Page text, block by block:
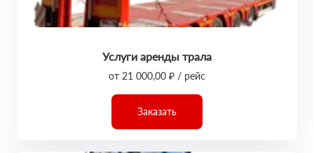
Услуги аренды трала
от 21 000,00 ₽ / рейс
Заказать